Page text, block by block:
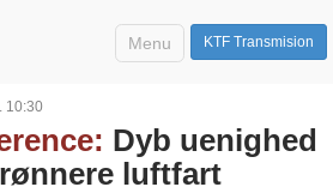
KTF Transmision
Menu
10:30
Dyb uenighed
luftfart